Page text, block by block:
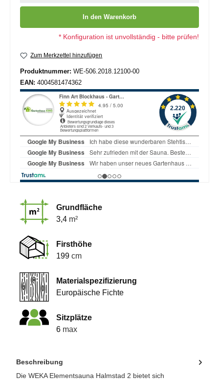
In den Warenkorb
* Konfiguration ist unvollständig - bitte prüfen!
Zum Merkzettel hinzufügen
Produktnummer: WE-506.2018.12100-00
EAN: 4004581474362
Grundfläche
3,4 m²
Firsthöhe
199 cm
Materialspezifizierung
Europäische Fichte
Sitzplätze
6 max
Beschreibung
Die WEKA Elementsauna Halmstad 2 bietet sich